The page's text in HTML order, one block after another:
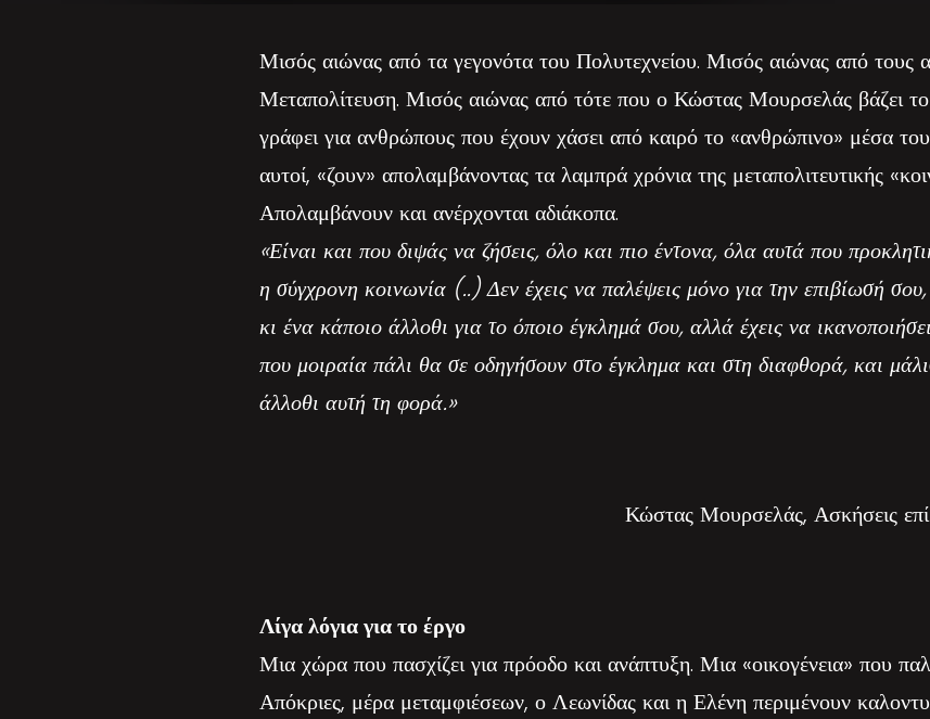
Μισός αιώνας από τα γεγονότα του Πολυτεχνείου. Μισός αιώνας από τους
Μεταπολίτευση. Μισός αιώνας από τότε που ο Κώστας Μουρσελάς βάζει
γράφει για ανθρώπους που έχουν χάσει από καιρό το «ανθρώπινο» μέσα
αυτοί, «ζουν» απολαμβάνοντας τα λαμπρά χρόνια της μεταπολιτευτικής
Απολαμβάνουν και ανέρχονται αδιάκοπα.
«Είναι και που διψάς να ζήσεις, όλο και πιο έντονα, όλα αυτά που
η σύγχρονη κοινωνία (..) Δεν έχεις να παλέψεις μόνο για την επιβίωσή
κι ένα κάποιο άλλοθι για το όποιο έγκλημά σου, αλλά έχεις να
που μοιραία πάλι θα σε οδηγήσουν στο έγκλημα και στη διαφθορά, και
άλλοθι αυτή τη φορά.»
Κώστας Μουρσελάς, Ασκήσεις
Λίγα λόγια για το έργο
Μια χώρα που πασχίζει για πρόοδο και ανάπτυξη. Μια «οικογένεια» που
Απόκριες, μέρα μεταμφιέσεων, ο Λεωνίδας και η Ελένη περιμένουν